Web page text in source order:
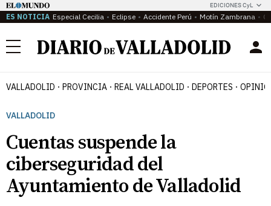
EDICIONES CyL
ES NOTICIA Especial Cecilia Eclipse Accidente Perú Motín Zambrana
Menú
VALLADOLID PROVINCIA REAL VALLADOLID DEPORTES
VALLADOLID
Cuentas suspende la
ciberseguridad del
Ayuntamiento de Valladolid